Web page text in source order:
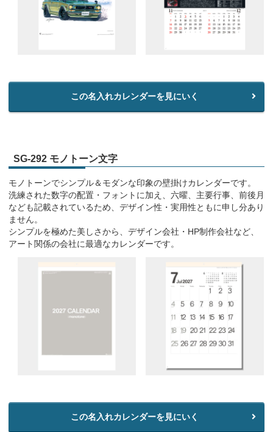
この名入れカレンダーを見にいく
SG-292 モノトーン文字
モノトーンでシンプル＆モダンな印象の壁掛けカレンダーです。
洗練された数字の配置・フォントに加え、六曜、主要行事、前後月
なども記載されているため、デザイン性・実用性ともに申し分あり
ません。
シンプルを極めた美しさから、デザイン会社・HP制作会社など、
アート関係の会社に最適なカレンダーです。
この名入れカレンダーを見にいく